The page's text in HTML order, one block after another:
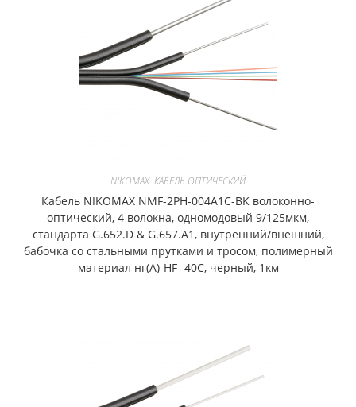
NIKOMAX. КАБЕЛЬ ОПТИЧЕСКИЙ
Кабель NIKOMAX NMF-2PH-004A1C-BK волоконно-
оптический, 4 волокна, одномодовый 9/125мкм,
стандарта G.652.D & G.657.A1, внутренний/внешний,
бабочка со стальными прутками и тросом, полимерный
материал нг(A)-HF -40C, черный, 1км